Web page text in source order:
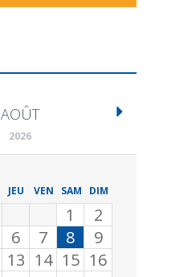
AOÛT
2026
JEU VEN SAM DIM
1
2
6 7 8
9
13 14 15 16